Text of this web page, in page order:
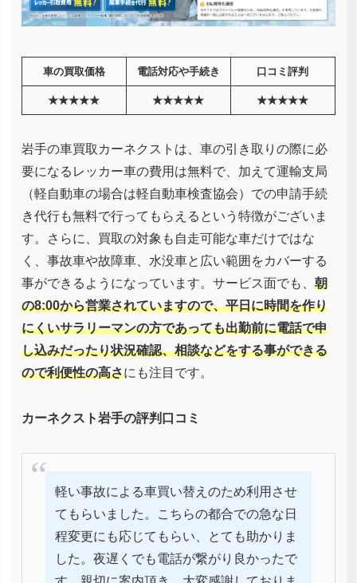
車の買取価格 電話対応や手続き 口コミ評判
★★★★★ ★★★★★ ★★★★★
岩手の車買取カーネクストは、車の引き取りの際に必
要になるレッカー車の費用は無料で、加えて運輸支局
（軽自動車の場合は軽自動車検査協会）での申請手続
き代行も無料で行ってもらえるという特徴がございま
す。さらに、買取の対象も自走可能な車だけではな
く、事故車や故障車、水没車と広い範囲をカバーする
事ができるようになっています。サービス面でも、 朝
の8:00から営業されていますので、平日に時間を作り
にくいサラリーマンの方であっても出勤前に電話で申
し込みだったり状況確認、相談などをする事ができる
ので利便性の高さにも注目です。
カーネクスト岩手の評判口コミ
軽い事故による車買い替えのため利用させ
てもらいました。こちらの都合での急な日
程変更にも応じてもらい、とても助かりま
した。夜遅くでも電話が繋がり良かったで